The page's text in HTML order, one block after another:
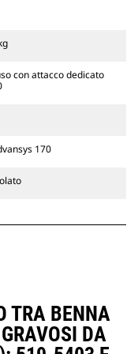
con gli
Sono
scavo di fossati.
dedicato CW
dedicati CW
per mantenere
tutti gli escavatori
con attacco dedicato
170
TRA BENNA
DA